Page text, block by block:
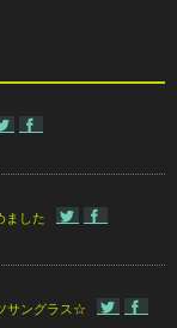
ました
サングラス☆